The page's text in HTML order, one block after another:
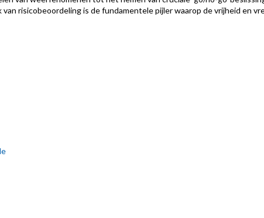
risicobeoordeling is de fundamentele pijler waarop de vrijheid en